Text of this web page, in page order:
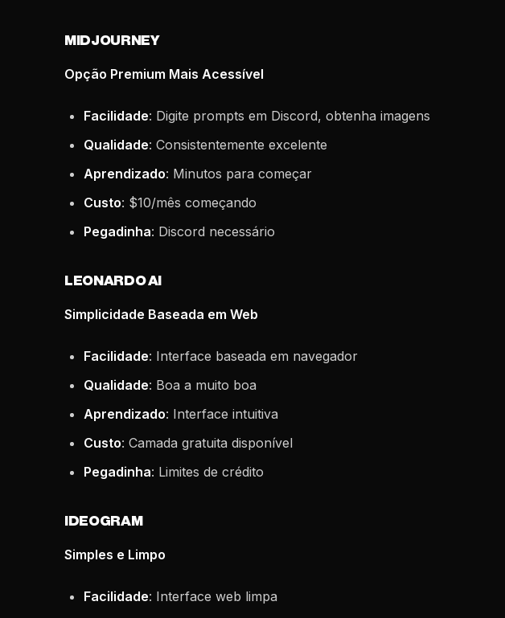
MIDJOURNEY
Opção Premium Mais Acessível
Facilidade: Digite prompts em Discord, obtenha imagens
Qualidade: Consistentemente excelente
Aprendizado: Minutos para começar
Custo: $10/mês começando
Pegadinha: Discord necessário
LEONARDO AI
Simplicidade Baseada em Web
Facilidade: Interface baseada em navegador
Qualidade: Boa a muito boa
Aprendizado: Interface intuitiva
Custo: Camada gratuita disponível
Pegadinha: Limites de crédito
IDEOGRAM
Simples e Limpo
Facilidade: Interface web limpa